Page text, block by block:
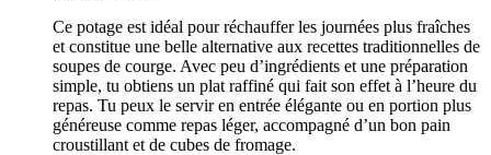
Ce potage est idéal pour réchauffer les journées plus fraîches
et constitue une belle alternative aux recettes traditionnelles de
soupes de courge. Avec peu d’ingrédients et une préparation
simple, tu obtiens un plat raffiné qui fait son effet à l’heure du
repas. Tu peux le servir en entrée élégante ou en portion plus
généreuse comme repas léger, accompagné d’un bon pain
croustillant et de cubes de fromage.